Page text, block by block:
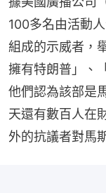
100多名由活動
組成的示威者，
擁有特朗普」、
他們認為該部是
天還有數百人在
外的抗議者對馬